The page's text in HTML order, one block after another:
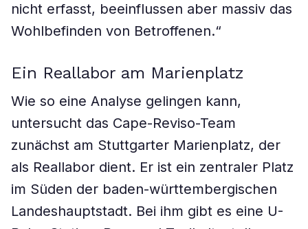
nicht erfasst, beeinflussen aber massiv das
Wohlbefinden von Betroffenen.“
Ein Reallabor am Marienplatz
Wie so eine Analyse gelingen kann,
untersucht das Cape-Reviso-Team
zunächst am Stuttgarter Marienplatz, der
als Reallabor dient. Er ist ein zentraler Platz
im Süden der baden-württembergischen
Landeshauptstadt. Bei ihm gibt es eine U-